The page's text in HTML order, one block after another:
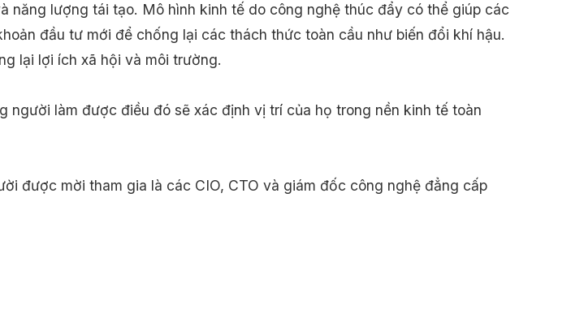
năng lượng tái tạo. Mô hình kinh tế do công nghệ thúc đẩy có thể giúp các
đầu tư mới để chống lại các thách thức toàn cầu như biến đổi khí hậu.
lại lợi ích xã hội và môi trường.
người làm được điều đó sẽ xác định vị trí của họ trong nền kinh tế toàn
được mời tham gia là các CIO, CTO và giám đốc công nghệ đẳng cấp